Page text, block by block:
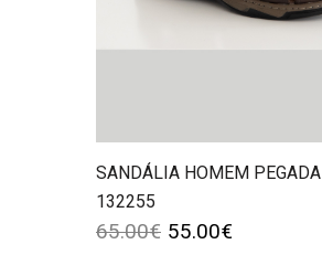
SANDÁLIA HOMEM PEGADA
132255
65.00€ 55.00€